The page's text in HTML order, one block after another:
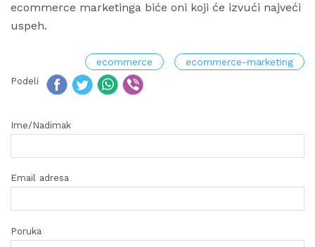
ecommerce marketinga biće oni koji će izvući najveći
uspeh.
ecommerce ecommerce-marketing
Podeli
Ime/Nadimak
Email adresa
Poruka